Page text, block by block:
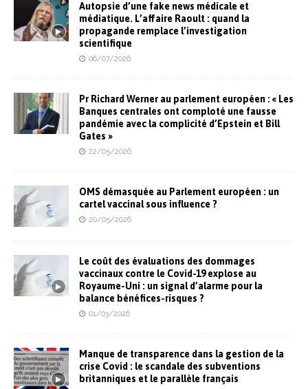
Autopsie d’une fake news médicale et
médiatique. L’affaire Raoult : quand la
propagande remplace l’investigation
scientifique
06/07/2026
Pr Richard Werner au parlement européen : « Les
Banques centrales ont comploté une fausse
pandémie avec la complicité d’Epstein et Bill
Gates »
22/05/2026
OMS démasquée au Parlement européen : un
cartel vaccinal sous influence ?
20/05/2026
Le coût des évaluations des dommages
vaccinaux contre le Covid-19 explose au
Royaume-Uni : un signal d’alarme pour la
balance bénéfices-risques ?
01/03/2026
Manque de transparence dans la gestion de la
crise Covid : le scandale des subventions
britanniques et le parallèle français